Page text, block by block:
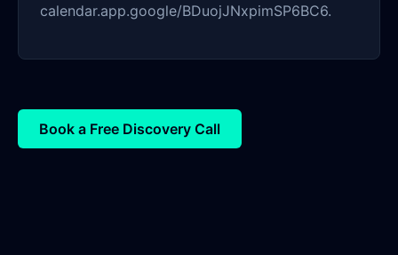
calendar.app.google/BDuojJNxpimSP6BC6.
Book a Free Discovery Call